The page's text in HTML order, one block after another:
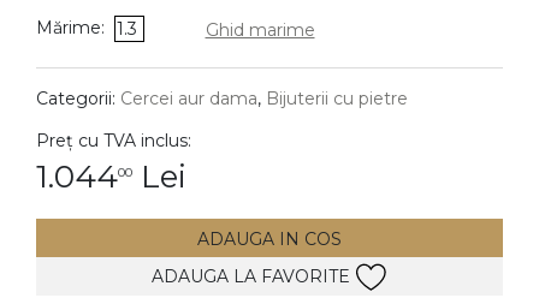
Pandantive
DIAMANTE Vezi toate
Cercei
Mărime: 1.3 Ghid marime
Categorii: Cercei aur dama, Bijuterii cu pietre
Preț cu TVA inclus:
1.04400 Lei
ADAUGA IN COS
ADAUGA LA FAVORITE